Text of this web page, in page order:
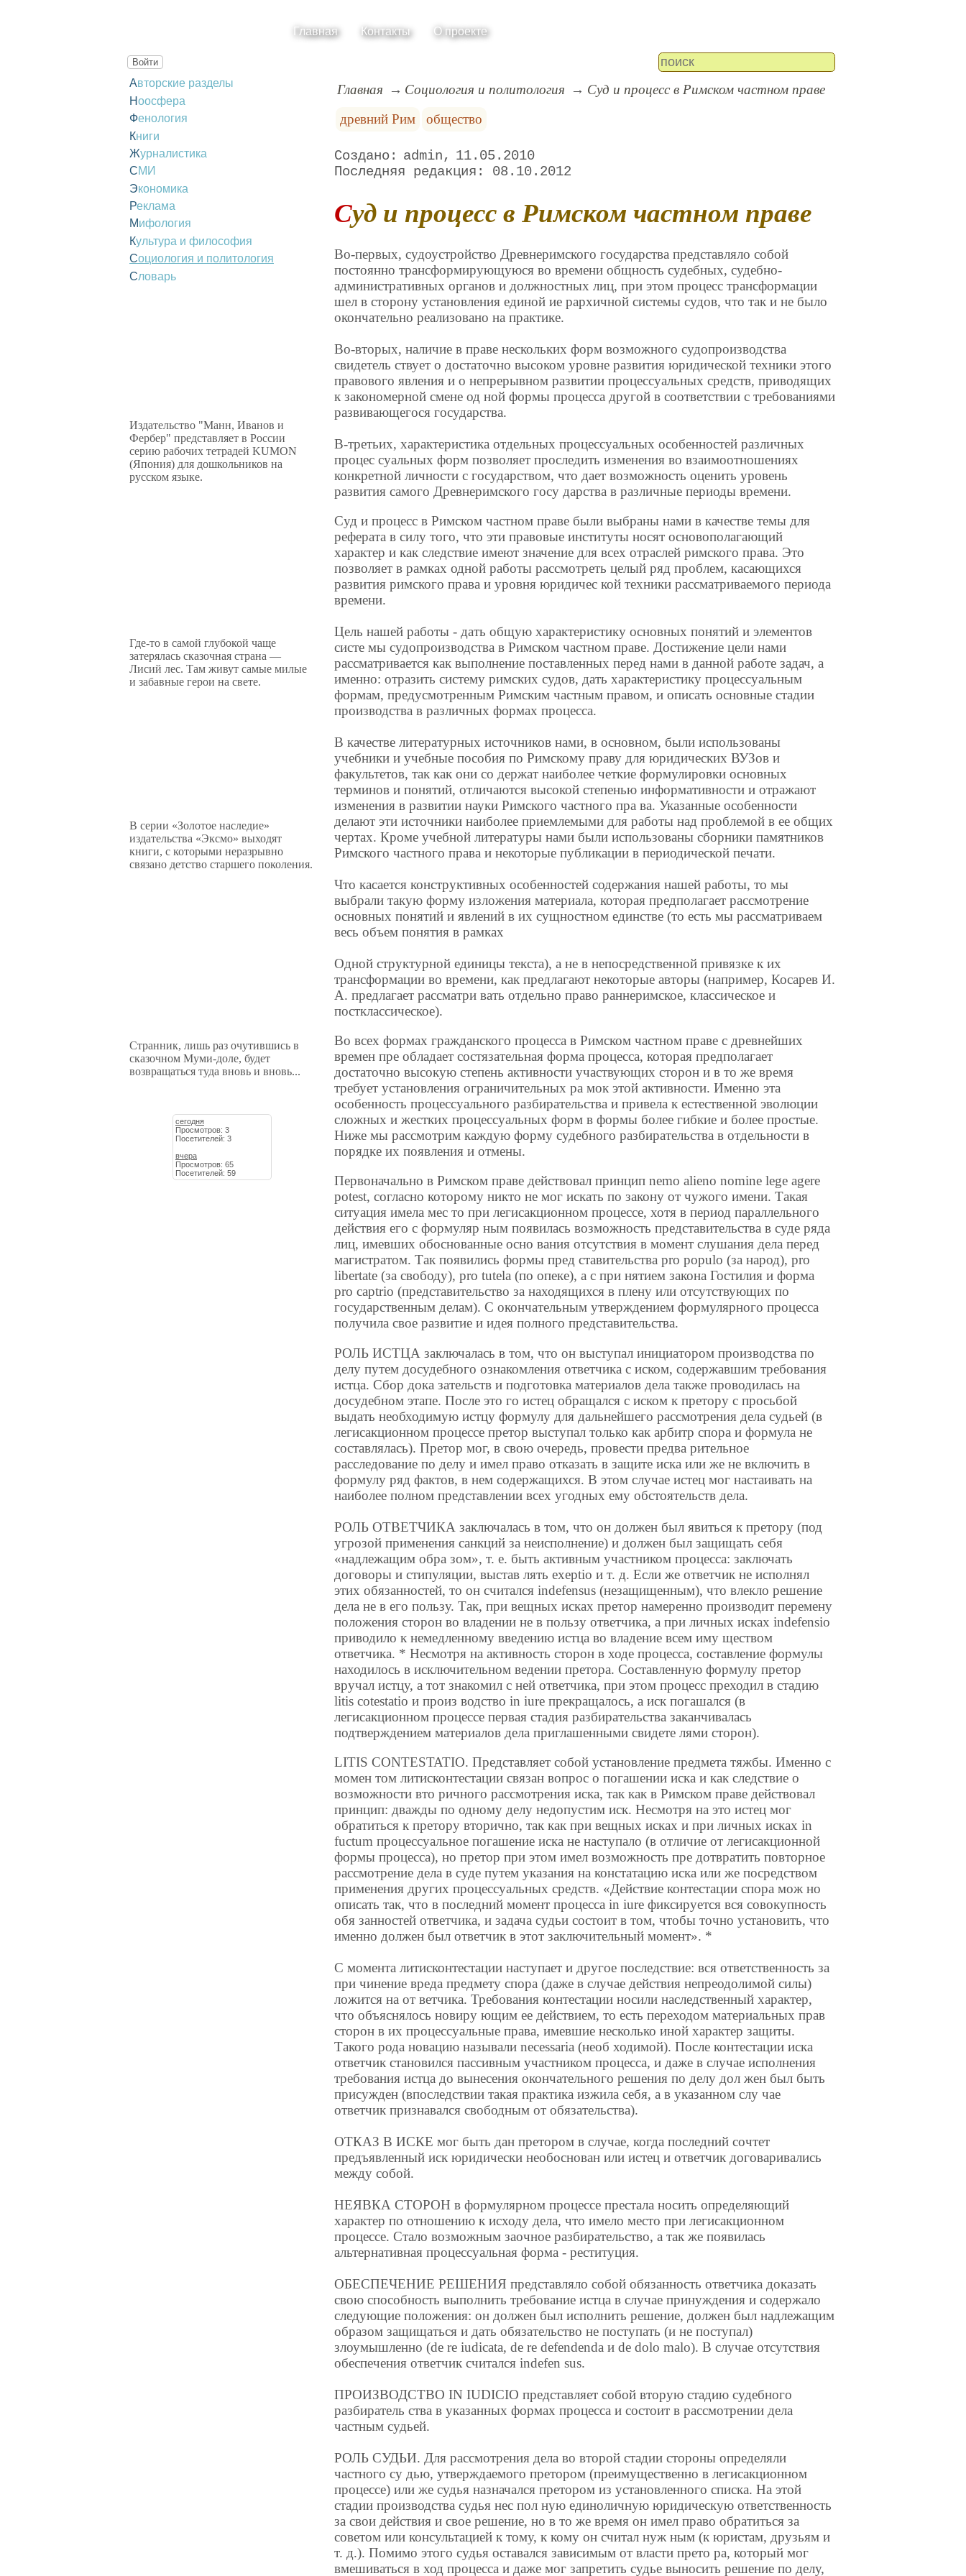
Главная Контакты О проекте
Войти
Авторские разделы
Ноосфера
Фенология
Книги
Журналистика
СМИ
Экономика
Реклама
Мифология
Культура и философия
Социология и политология
Словарь
Издательство "Манн, Иванов и
Фербер" представляет в России
серию рабочих тетрадей KUMON
(Япония) для дошкольников на
русском языке.
Где-то в самой глубокой чаще
затерялась сказочная страна —
Лисий лес. Там живут самые милые
и забавные герои на свете.
В серии «Золотое наследие»
издательства «Эксмо» выходят
книги, с которыми неразрывно
связано детство старшего поколения.
Странник, лишь раз очутившись в
сказочном Муми-доле, будет
возвращаться туда вновь и вновь...
сегодня
Просмотров: 3
Посетителей: 3
вчера
Просмотров: 65
Посетителей: 59
Главная Социология и политология
Суд и процесс в Римском частном праве
древний Рим
общество
admin
11.05.2010
08.10.2012
Суд и процесс в Римском частном праве
Во-первых, судоустройство Древнеримского государства представляло собой
постоянно трансформирующуюся во времени общность судебных, судебно-
административных органов и должностных лиц, при этом процесс трансформации
шел в сторону установления единой ие рархичной системы судов, что так и не было
окончательно реализовано на практике.
Во-вторых, наличие в праве нескольких форм возможного судопроизводства
свидетель ствует о достаточно высоком уровне развития юридической техники этого
правового явления и о непрерывном развитии процессуальных средств, приводящих
к закономерной смене од ной формы процесса другой в соответствии с требованиями
развивающегося государства.
В-третьих, характеристика отдельных процессуальных особенностей различных
процес суальных форм позволяет проследить изменения во взаимоотношениях
конкретной личности с государством, что дает возможность оценить уровень
развития самого Древнеримского госу дарства в различные периоды времени.
Суд и процесс в Римском частном праве были выбраны нами в качестве темы для
реферата в силу того, что эти правовые институты носят основополагающий
характер и как следствие имеют значение для всех отраслей римского права. Это
позволяет в рамках одной работы рассмотреть целый ряд проблем, касающихся
развития римского права и уровня юридичес кой техники рассматриваемого периода
времени.
Цель нашей работы - дать общую характеристику основных понятий и элементов
систе мы судопроизводства в Римском частном праве. Достижение цели нами
рассматривается как выполнение поставленных перед нами в данной работе задач, а
именно: отразить систему римских судов, дать характеристику процессуальным
формам, предусмотренным Римским частным правом, и описать основные стадии
производства в различных формах процесса.
В качестве литературных источников нами, в основном, были использованы
учебники и учебные пособия по Римскому праву для юридических ВУЗов и
факультетов, так как они со держат наиболее четкие формулировки основных
терминов и понятий, отличаются высокой степенью информативности и отражают
изменения в развитии науки Римского частного пра ва. Указанные особенности
делают эти источники наиболее приемлемыми для работы над проблемой в ее общих
чертах. Кроме учебной литературы нами были использованы сборники памятников
Римского частного права и некоторые публикации в периодической печати.
Что касается конструктивных особенностей содержания нашей работы, то мы
выбрали такую форму изложения материала, которая предполагает рассмотрение
основных понятий и явлений в их сущностном единстве (то есть мы рассматриваем
весь объем понятия в рамках
Одной структурной единицы текста), а не в непосредственной привязке к их
трансформации во времени, как предлагают некоторые авторы (например, Косарев И.
А. предлагает рассматри вать отдельно право раннеримское, классическое и
постклассическое).
Во всех формах гражданского процесса в Римском частном праве с древнейших
времен пре обладает состязательная форма процесса, которая предполагает
достаточно высокую степень активности участвующих сторон и в то же время
требует установления ограничительных ра мок этой активности. Именно эта
особенность процессуального разбирательства и привела к естественной эволюции
сложных и жестких процессуальных форм в формы более гибкие и более простые.
Ниже мы рассмотрим каждую форму судебного разбирательства в отдельности в
порядке их появления и отмены.
Первоначально в Римском праве действовал принцип nemo alieno nomine lege agere
potest, согласно которому никто не мог искать по закону от чужого имени. Такая
ситуация имела мес то при легисакционном процессе, хотя в период параллельного
действия его с формуляр ным появилась возможность представительства в суде ряда
лиц, имевших обоснованные осно вания отсутствия в момент слушания дела перед
магистратом. Так появились формы пред ставительства pro populo (за народ), pro
libertate (за свободу), pro tutela (по опеке), а с при нятием закона Гостилия и форма
pro captrio (представительство за находящихся в плену или отсутствующих по
государственным делам). С окончательным утверждением формулярного процесса
получила свое развитие и идея полного представительства.
РОЛЬ ИСТЦА заключалась в том, что он выступал инициатором производства по
делу путем досудебного ознакомления ответчика с иском, содержавшим требования
истца. Сбор дока зательств и подготовка материалов дела также проводилась на
досудебном этапе. После это го истец обращался с иском к претору с просьбой
выдать необходимую истцу формулу для дальнейшего рассмотрения дела судьей (в
легисакционном процессе претор выступал только как арбитр спора и формула не
составлялась). Претор мог, в свою очередь, провести предва рительное
расследование по делу и имел право отказать в защите иска или же не включить в
формулу ряд фактов, в нем содержащихся. В этом случае истец мог настаивать на
наиболее полном представлении всех угодных ему обстоятельств дела.
РОЛЬ ОТВЕТЧИКА заключалась в том, что он должен был явиться к претору (под
угрозой применения санкций за неисполнение) и должен был защищать себя
«надлежащим обра зом», т. е. быть активным участником процесса: заключать
договоры и стипуляции, выстав лять exeptio и т. д. Если же ответчик не исполнял
этих обязанностей, то он считался indefensus (незащищенным), что влекло решение
дела не в его пользу. Так, при вещных исках претор намеренно производит перемену
положения сторон во владении не в пользу ответчика, а при личных исках indefensio
приводило к немедленному введению истца во владение всем иму ществом
ответчика. * Несмотря на активность сторон в ходе процесса, составление формулы
находилось в исключительном ведении претора. Составленную формулу претор
вручал истцу, а тот знакомил с ней ответчика, при этом процесс преходил в стадию
litis cotestatio и произ водство in iure прекращалось, а иск погашался (в
легисакционном процессе первая стадия разбирательства заканчивалась
подтверждением материалов дела приглашенными свидете лями сторон).
LITIS CONTESTATIO. Представляет собой установление предмета тяжбы. Именно с
момен том литисконтестации связан вопрос о погашении иска и как следствие о
возможности вто ричного рассмотрения иска, так как в Римском праве действовал
принцип: дважды по одному делу недопустим иск. Несмотря на это истец мог
обратиться к претору вторично, так как при вещных исках и при личных исках in
fuctum процессуальное погашение иска не наступало (в отличие от легисакционной
формы процесса), но претор при этом имел возможность пре дотвратить повторное
рассмотрение дела в суде путем указания на констатацию иска или же посредством
применения других процессуальных средств. «Действие контестации спора мож но
описать так, что в последний момент процесса in iure фиксируется вся совокупность
обя занностей ответчика, и задача судьи состоит в том, чтобы точно установить, что
именно должен был ответчик в этот заключительный момент». *
С момента литисконтестации наступает и другое последствие: вся ответственность за
при чинение вреда предмету спора (даже в случае действия непреодолимой силы)
ложится на от ветчика. Требования контестации носили наследственный характер,
что объяснялось новиру ющим ее действием, то есть переходом материальных прав
сторон в их процессуальные права, имевшие несколько иной характер защиты.
Такого рода новацию называли necessaria (необ ходимой). После контестации иска
ответчик становился пассивным участником процесса, и даже в случае исполнения
требования истца до вынесения окончательного решения по делу дол жен был быть
присужден (впоследствии такая практика изжила себя, а в указанном слу чае
ответчик признавался свободным от обязательства).
ОТКАЗ В ИСКЕ мог быть дан претором в случае, когда последний сочтет
предъявленный иск юридически необоснован или истец и ответчик договаривались
между собой.
НЕЯВКА СТОРОН в формулярном процессе престала носить определяющий
характер по отношению к исходу дела, что имело место при легисакционном
процессе. Стало возможным заочное разбирательство, а так же появилась
альтернативная процессуальная форма - реституция.
ОБЕСПЕЧЕНИЕ РЕШЕНИЯ представляло собой обязанность ответчика доказать
свою способность выполнить требование истца в случае принуждения и содержало
следующие положения: он должен был исполнить решение, должен был надлежащим
образом защищаться и дать обязательство не поступать (и не поступал)
злоумышленно (de re iudicata, de re defendenda и de dolo malo). В случае отсутствия
обеспечения ответчик считался indefen sus.
ПРОИЗВОДСТВО IN IUDICIО представляет собой вторую стадию судебного
разбиратель ства в указанных формах процесса и состоит в рассмотрении дела
частным судьей.
РОЛЬ СУДЬИ. Для рассмотрения дела во второй стадии стороны определяли
частного су дью, утверждаемого претором (преимущественно в легисакционном
процессе) или же судья назначался претором из установленного списка. На этой
стадии производства судья нес пол ную единоличную юридическую ответственность
за свои действия и свое решение, но в то же время он имел право обратиться за
советом или консультацией к тому, к кому он считал нуж ным (к юристам, друзьям и
т. д.). Помимо этого судья оставался зависимым от власти прето ра, который мог
вмешиваться в ход процесса и даже мог запретить судье выносить решение по делу,